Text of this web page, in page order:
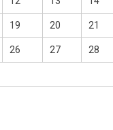
19 20 21
26 27 28